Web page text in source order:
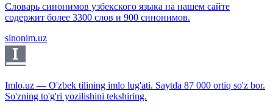
Словарь синонимов узбекского языка на нашем сайте
содержит более 3300 слов и 900 синонимов.
sinonim.uz
Imlo.uz — O'zbek tilining imlo lug'ati. Saytda 87 000 ortiq so'z bor.
So'zning to'g'ri yozilishini tekshiring.